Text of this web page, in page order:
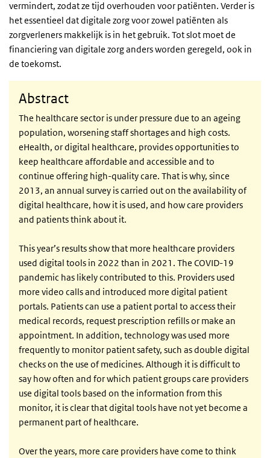
vermindert, zodat ze tijd overhouden voor patiënten. Verder is
het essentieel dat digitale zorg voor zowel patiënten als
zorgverleners makkelijk is in het gebruik. Tot slot moet de
financiering van digitale zorg anders worden geregeld, ook in
de toekomst.
Abstract
The healthcare sector is under pressure due to an ageing
population, worsening staff shortages and high costs.
eHealth, or digital healthcare, provides opportunities to
keep healthcare affordable and accessible and to
continue offering high-quality care. That is why, since
2013, an annual survey is carried out on the availability of
digital healthcare, how it is used, and how care providers
and patients think about it.
This year’s results show that more healthcare providers
used digital tools in 2022 than in 2021. The COVID-19
pandemic has likely contributed to this. Providers used
more video calls and introduced more digital patient
portals. Patients can use a patient portal to access their
medical records, request prescription refills or make an
appointment. In addition, technology was used more
frequently to monitor patient safety, such as double digital
checks on the use of medicines. Although it is difficult to
say how often and for which patient groups care providers
use digital tools based on the information from this
monitor, it is clear that digital tools have not yet become a
permanent part of healthcare.
Over the years, more care providers have come to think